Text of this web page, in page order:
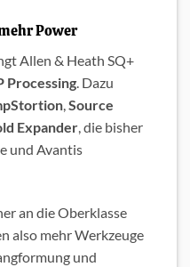
Power
Allen & Heath SQ+
Processing. Dazu
,Source
Expander, die bisher
und Avantis
an die Oberklasse
also mehr Werkzeuge
und